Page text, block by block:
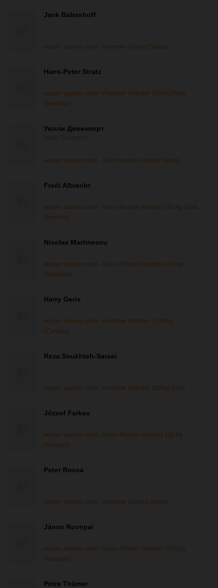
Jack Babashoff
играет самого себя - Swimmer (United States)
Hans-Peter Stratz
играет самого себя - Freestyle Wrestler 100 kg (West
Germany)
Уилли Девенпорт
играет самого себя - 100m Hurdles (United States)
Fredi Albrecht
играет самого себя - Greco-Roman Wrestler 100 kg (East
Germany)
Nicolae Martinescu
играет самого себя - Greco-Roman Wrestler 100 kg
(Romania)
Harry Geris
играет самого себя - Freestyle Wrestler +100 kg
(Canada)
Reza Soukhteh-Saraei
играет самого себя - Freestyle Wrestler 100 kg (Iran)
József Farkas
играет самого себя - Greco-Roman Wrestler 100 kg
(Hungary)
Peter Rocca
играет самого себя - Swimmer (United States)
János Rovnyai
играет самого себя - Greco-Roman Wrestler +100 kg
(Hungary)
Petra Thümer